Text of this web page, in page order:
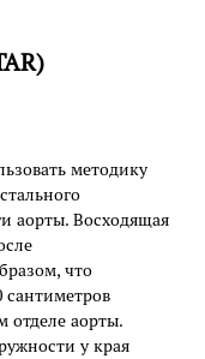
методику
аорты. Восходящая
что
отделе аорты.
у края